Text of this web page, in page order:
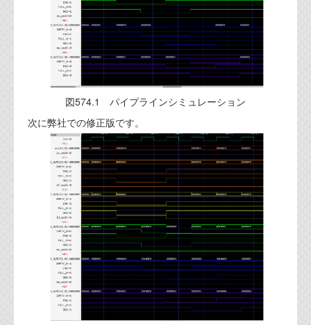
図574.1 パイプラインシミュレーション
次に弊社での修正版です。